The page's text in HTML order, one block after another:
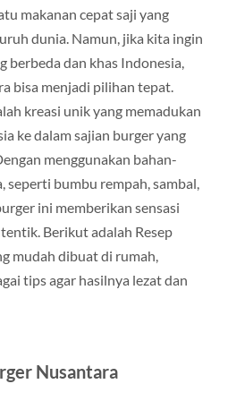
makanan cepat saji yang
dunia. Namun, jika kita ingin
berbeda dan khas Indonesia,
bisa menjadi pilihan tepat.
kreasi unik yang memadukan
ke dalam sajian burger yang
menggunakan bahan-
seperti bumbu rempah, sambal,
ini memberikan sensasi
Berikut adalah Resep
mudah dibuat di rumah,
tips agar hasilnya lezat dan
Nusantara